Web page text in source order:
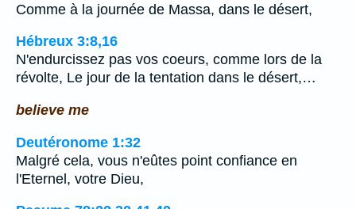
Comme à la journée de Massa, dans le désert,
Hébreux 3:8,16
N'endurcissez pas vos coeurs, comme lors de la
révolte, Le jour de la tentation dans le désert,…
believe me
Deutéronome 1:32
Malgré cela, vous n'eûtes point confiance en
l'Eternel, votre Dieu,